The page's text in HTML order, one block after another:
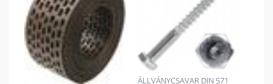
ÁLLVÁNYCSAVAR DIN 571